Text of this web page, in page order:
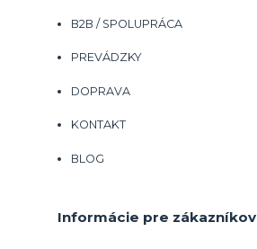
B2B / SPOLUPRÁCA
PREVÁDZKY
DOPRAVA
KONTAKT
BLOG
Informácie pre zákazníkov